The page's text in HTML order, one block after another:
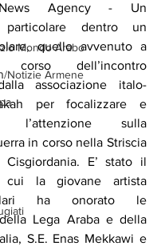
Mondo Arabo
Notizie Armene
News Agency - Un
particolare dentro un
quello avvenuto a
dell’incontro
associazione italo-
per focalizzare e
l’attenzione sulla
in corso nella Striscia
E’ stato il
cui la giovane artista
ha onorato le
Lega Araba e della
S.E. Enas Mekkawi e